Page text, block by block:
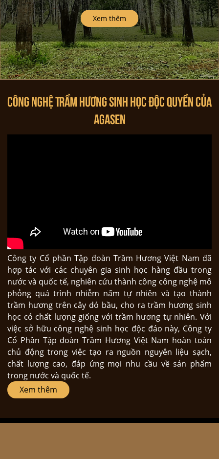
Xem thêm
Công nghệ Trầm hương sinh học độc quyền của
Agasen
Công ty Cổ phần Tập đoàn Trầm Hương Việt Nam đã
hợp tác với các chuyên gia sinh học hàng đầu trong
nước và quốc tế, nghiên cứu thành công công nghệ mô
phỏng quá trình nhiễm nấm tự nhiên và tạo thành
trầm hương trên cây dó bầu, cho ra trầm hương sinh
học có chất lượng giống với trầm hương tự nhiên. Với
việc sở hữu công nghệ sinh học độc đáo này, Công ty
Cổ Phần Tập đoàn Trầm Hương Việt Nam hoàn toàn
chủ động trong việc tạo ra nguồn nguyên liệu sạch,
chất lượng cao, đáp ứng mọi nhu cầu về sản phẩm
trong nước và quốc tế.
Xem thêm